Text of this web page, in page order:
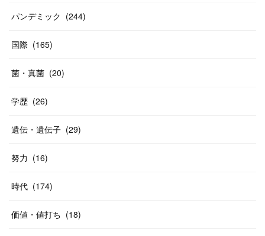
パンデミック (244)
国際 (165)
菌・真菌 (20)
学歴 (26)
遺伝・遺伝子 (29)
努力 (16)
時代 (174)
価値・値打ち (18)